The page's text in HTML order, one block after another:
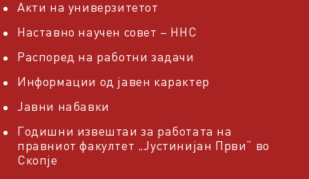
Акти на универзитетот
Наставно научен совет – ННС
Распоред на работни задачи
Информации од јавен карактер
Јавни набавки
Годишни извештаи за работата на
правниот факултет „Јустинијан Први“ во
Скопје